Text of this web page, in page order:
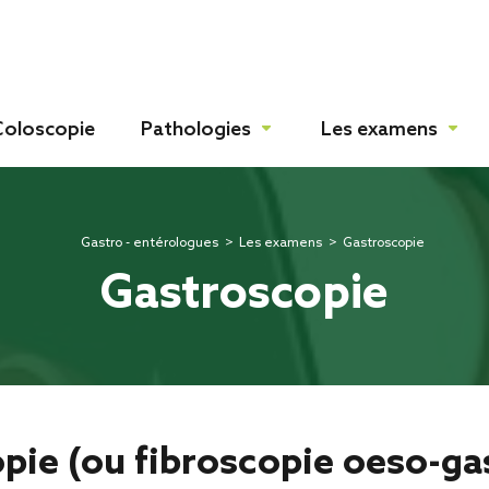
Pathologies Les examens
Gastro - entérologues > Les examens > Gastroscopie
Gastroscopie
(ou fibroscopie oeso-